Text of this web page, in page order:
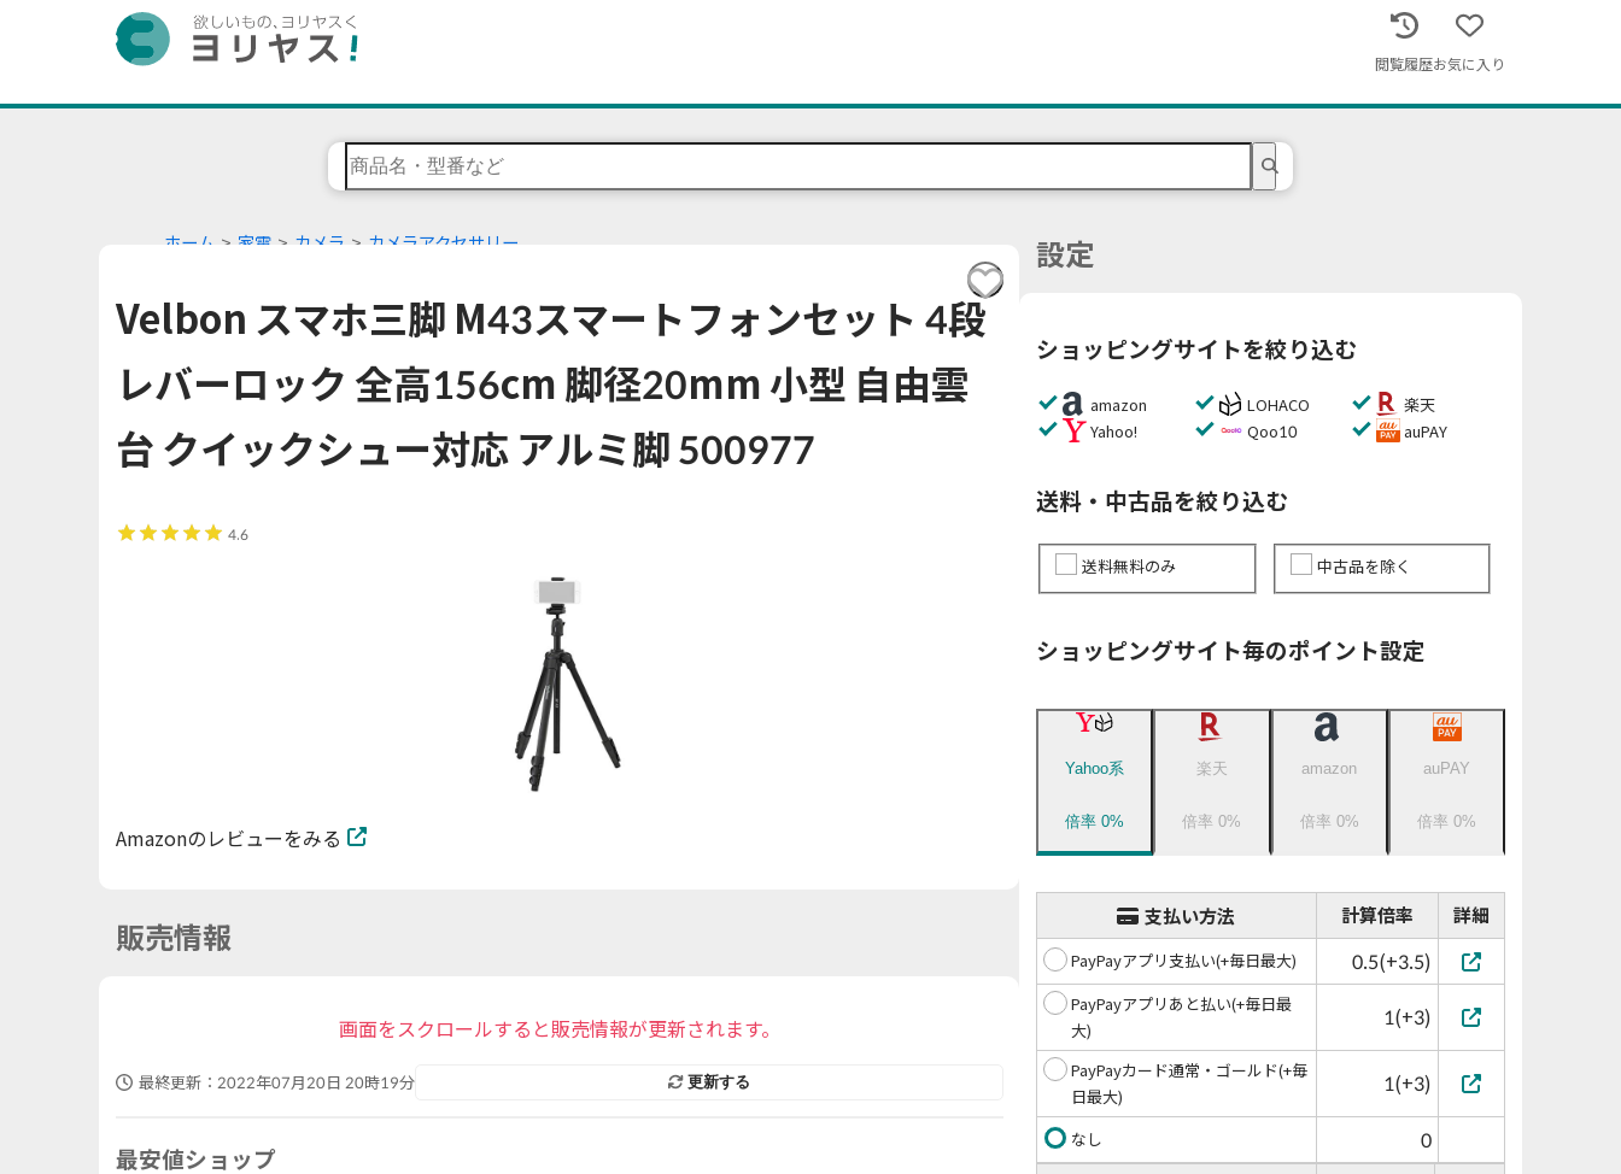
閲覧履歴お気に入り
ホーム 家電 カメラ カメラアクセサリー
Velbon スマホ三脚 M43スマートフォンセット 4段
レバーロック 全高156cm 脚径20mm 小型 自由雲
台 クイックシュー対応 アルミ脚 500977
4.6
Amazonのレビューをみる
販売情報
画面をスクロールすると販売情報が更新されます。
最終更新： 2022年07月20日 20時19分 更新する
最安値ショップ
設定
ショッピングサイトを絞り込む
amazon LOHACO
楽天
Yahoo!
Qoo10 auPAY
送料・中古品を絞り込む
送料無料のみ 中古品を除く
ショッピングサイト毎のポイント設定
Yahoo系
倍率0%
楽天
倍率0%
amazon
倍率 0%
auPAY
倍率0%
支払い方法 計算倍率 詳細
PayPayアプリ支払い(+毎日最大) 0.5(+3.5)
PayPayアプリあと払い(+毎日最
大)
1(+3)
PayPayカード通常・ゴールド(+毎
日最大)
1(+3)
なし 0